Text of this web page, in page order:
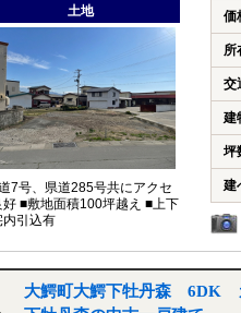
土地
7号、県道285号共にアクセ
好 ■敷地面積100坪越え ■上下
内引込有
価
所
交
建
坪
建
大鰐町大鰐下牡丹森 6DK